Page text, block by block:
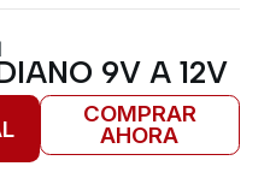
|
9V A 12V
COMPRAR
AHORA